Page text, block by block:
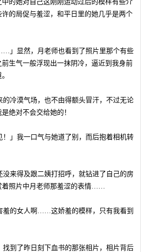
的她对自己这刚刚运动过后的模样有些介
的局促与羞涩，和平日里的她几乎是两个
显然，月老师也看到了照片里那个有些
生气一般浮现出一抹阴冷，逼近到我身前
冷漠气场，也不由得额头冒汗，不过无论
绝对不会交给她的！
」我一口气与她道了别，而后抱着相机转
来得及跟二姨打招呼，就钻进了自己的房
着照片中月老师那羞涩的表情……
的女人啊……这娇羞的模样，只有我看到
到了昨日刻下血书的那张相片，相片背后